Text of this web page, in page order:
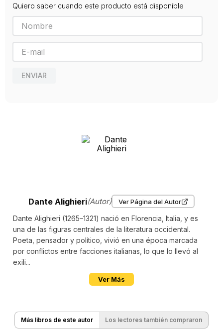
Quiero saber cuando este producto está disponible
ENVIAR
Dante Alighieri(Autor) Ver Página del Autor
Dante Alighieri (1265–1321) nació en Florencia, Italia, y es
una de las figuras centrales de la literatura occidental.
Poeta, pensador y político, vivió en una época marcada
por conflictos entre facciones italianas, lo que lo llevó al
exili...
Ver Más
Más libros de este autor Los lectores también compraron